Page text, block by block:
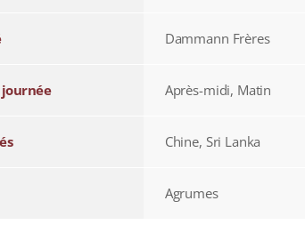
Dammann Frères
Après-midi, Matin
Chine, Sri Lanka
Agrumes